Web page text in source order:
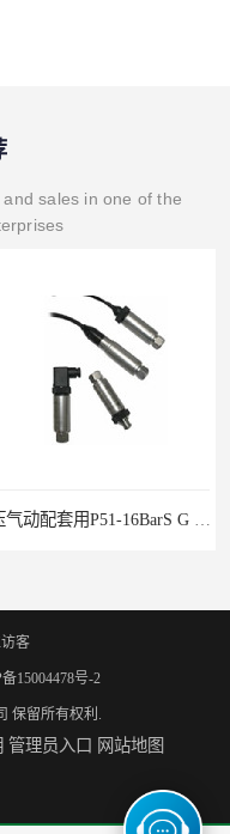
sales in one of the
水泥厂用DG1300-PJ-1-2-40/AA2N压力变送器
客
15004478号-2
保留所有权利.
管理员入口 网站地图